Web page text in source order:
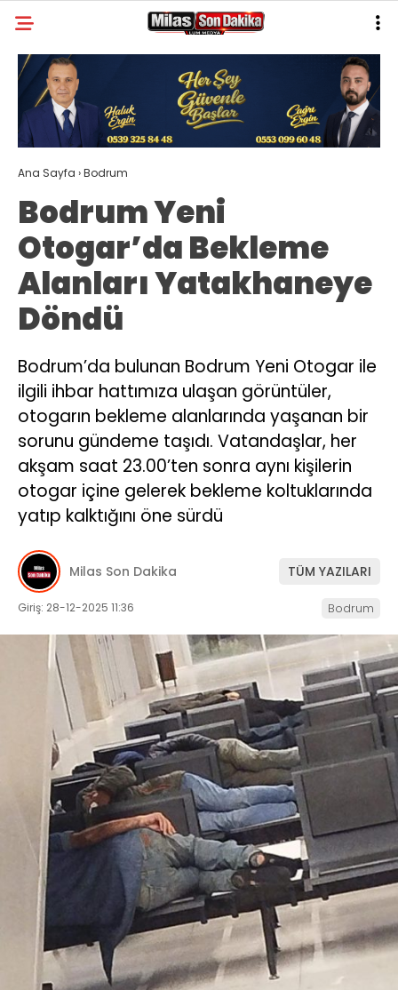
Facebook
Instagram
Youtube
32.1
GALERİ YAZARLAR
MILAS
MUĞLA’DAN
ASAYIŞ
GÜNDEM
EKONOMI
SPOR
VEFAT
GENEL
İLETIŞIM
KÜNYE
Ana Sayfa ›Bodrum
Bodrum Yeni
Otogar’da Bekleme
Alanları Yatakhaneye
Döndü
Bodrum’da bulunan Bodrum Yeni Otogar ile
ilgili ihbar hattımıza ulaşan görüntüler,
otogarın bekleme alanlarında yaşanan bir
sorunu gündeme taşıdı. Vatandaşlar, her
akşam saat 23.00’ten sonra aynı kişilerin
otogar içine gelerek bekleme koltuklarında
yatıp kalktığını öne sürdü
Milas Son Dakika TÜM YAZILARI
Giriş: 28-12-2025 11:36 Bodrum